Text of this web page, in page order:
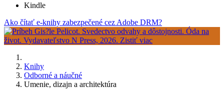
Kindle
Ako čítať e-knihy zabezpečené cez Adobe DRM?
Knihy
Odborné a náučné
Umenie, dizajn a architektúra